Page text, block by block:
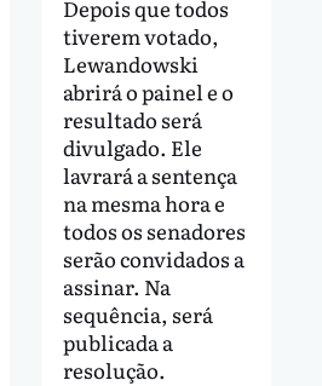
Depois que todos
tiverem votado,
Lewandowski
abrirá o painel e o
resultado será
divulgado. Ele
lavrará a sentença
na mesma hora e
todos os senadores
serão convidados a
assinar. Na
sequência, será
publicada a
resolução.